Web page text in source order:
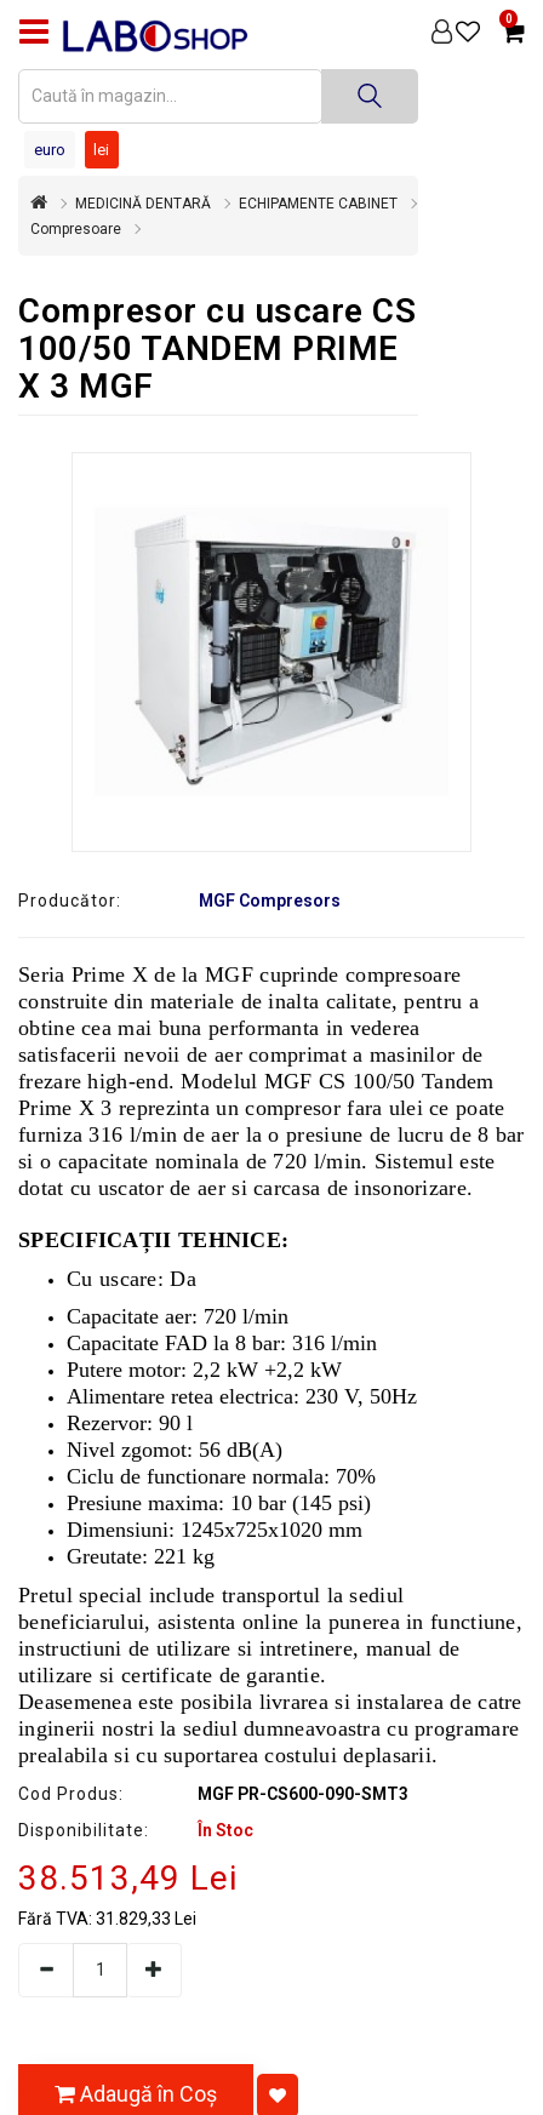
0
PRODUSE
DENTARĂ
DENTARĂ
STERILIZARE
SUPER
OFERTĂ
euro lei
MEDICINĂ DENTARĂ
ECHIPAMENTE CABINET
Compresoare
Compresor cu uscare CS
100/50 TANDEM PRIME
X 3 MGF
Producător: MGF Compresors
Seria Prime X de la MGF cuprinde compresoare
construite din materiale de inalta calitate, pentru a
obtine cea mai buna performanta in vederea
satisfacerii nevoii de aer comprimat a masinilor de
frezare high-end. Modelul MGF CS 100/50 Tandem
Prime X 3 reprezinta un compresor fara ulei ce poate
furniza 316 l/min de aer la o presiune de lucru de 8 bar
si o capacitate nominala de 720 l/min. Sistemul este
dotat cu uscator de aer si carcasa de insonorizare.
SPECIFICAȚII TEHNICE:
Cu uscare: Da
Capacitate aer: 720 l/min
Capacitate FAD la 8 bar: 316 l/min
Putere motor: 2,2 kW +2,2 kW
Alimentare retea electrica: 230 V, 50Hz
Rezervor: 90 l
Nivel zgomot: 56 dB(A)
Ciclu de functionare normala: 70%
Presiune maxima: 10 bar (145 psi)
Dimensiuni: 1245x725x1020 mm
Greutate: 221 kg
Pretul special include transportul la sediul
beneficiarului, asistenta online la punerea in functiune,
instructiuni de utilizare si intretinere, manual de
utilizare si certificate de garantie.
Deasemenea este posibila livrarea si instalarea de catre
inginerii nostri la sediul dumneavoastra cu programare
prealabila si cu suportarea costului deplasarii.
Cod Produs:
MGF PR-CS600-090-SMT3
Disponibilitate:
În Stoc
38.513,49 Lei
Fără TVA: 31.829,33 Lei
Adaugă în Coş